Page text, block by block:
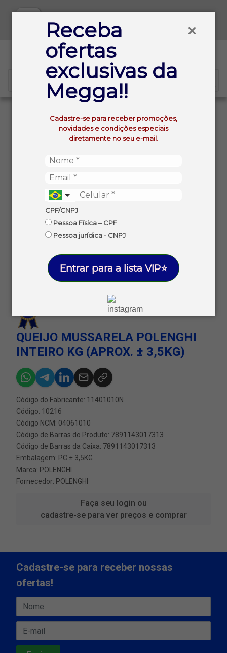
Receba
ofertas
exclusivas da
Megga!!
Cadastre-se para receber promoções,
novidades e condições especiais
diretamente no seu e-mail.
CPF/CNPJ
Pessoa Física – CPF
Pessoa jurídica - CNPJ
Entrar para a lista VIP⭐
QUEIJO MUSSARELA POLENGHI INTEIRO KG (APROX. ±
QUEIJO MUSSARELA POLENGHI
INTEIRO KG (APROX. ± 3,5KG)
Código do Fabricante: 11401010N
Código: 10216
Código NCM: 04061010
Código de Barras do Produto: 7891143017313
Código de Barras da Caixa: 7891143017313
Embalagem: PC ± 3,5KG
Marca: POLENGHI
Fornecedor: POLENGHI
Faça seu login ou
cadastre-se para ver preços e comprar
Cadastre-se para receber nossas
ofertas!